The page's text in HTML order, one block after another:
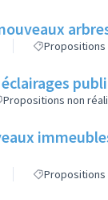
nouveaux
Propositions
Propositions non